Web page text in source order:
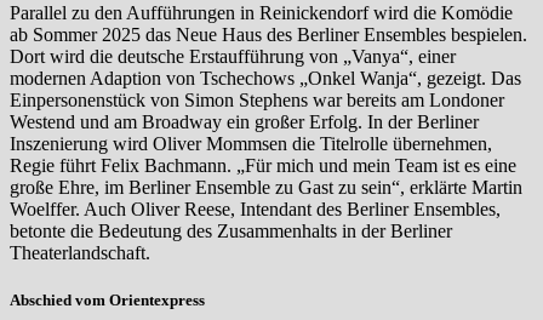
Parallel zu den Aufführungen in Reinickendorf wird die Komödie
ab Sommer 2025 das Neue Haus des Berliner Ensembles bespielen.
Dort wird die deutsche Erstaufführung von „Vanya“, einer
modernen Adaption von Tschechows „Onkel Wanja“, gezeigt. Das
Einpersonenstück von Simon Stephens war bereits am Londoner
Westend und am Broadway ein großer Erfolg. In der Berliner
Inszenierung wird Oliver Mommsen die Titelrolle übernehmen,
Regie führt Felix Bachmann. „Für mich und mein Team ist es eine
große Ehre, im Berliner Ensemble zu Gast zu sein“, erklärte Martin
Woelffer. Auch Oliver Reese, Intendant des Berliner Ensembles,
betonte die Bedeutung des Zusammenhalts in der Berliner
Theaterlandschaft.
Abschied vom Orientexpress